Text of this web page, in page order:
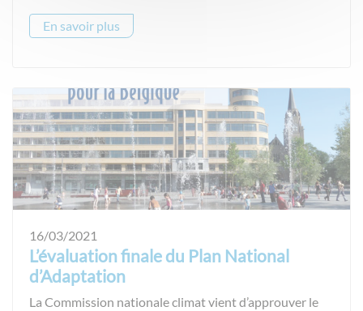
En savoir plus
16/03/2021
L’évaluation finale du Plan National
d’Adaptation
La Commission nationale climat vient d’approuver le